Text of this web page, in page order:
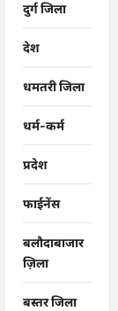
दुर्ग जिला
देश
धमतरी जिला
धर्म-कर्म
प्रदेश
फाईनेंस
बलौदाबाजार
ज़िला
बस्तर जिला